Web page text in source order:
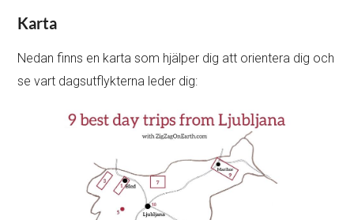
Karta
Nedan finns en karta som hjälper dig att orientera dig och
se vart dagsutflykterna leder dig: